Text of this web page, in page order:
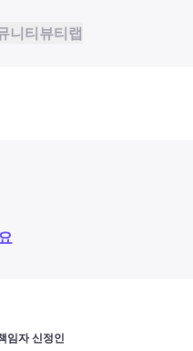
니티뷰티랩
임자 신정인